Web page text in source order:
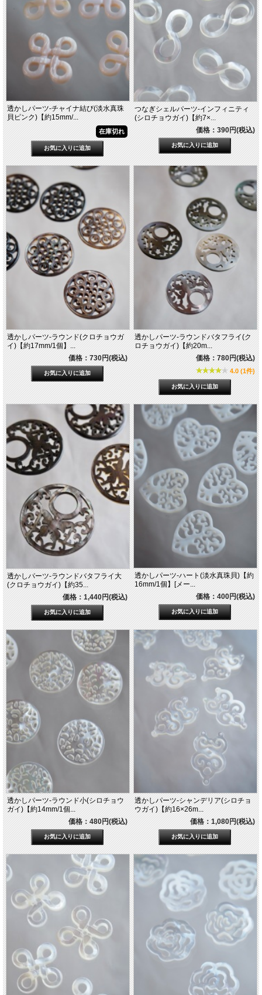
透かしパーツ-チャイナ結び(淡水真珠
貝ピンク)【約15mm/...
在庫切れ
つなぎシェルパーツ-インフィニティ
(シロチョウガイ)【約7×...
価格：390円(税込)
透かしパーツ-ラウンド(クロチョウガ
イ)【約17mm/1個】...
価格：730円(税込)
透かしパーツ-ラウンドバタフライ(ク
ロチョウガイ)【約20m...
価格：780円(税込)
4.0 (1件)
透かしパーツ-ラウンドバタフライ大
(クロチョウガイ)【約35...
価格：1,440円(税込)
透かしパーツ-ハート(淡水真珠貝)【約
16mm/1個】[メー...
価格：400円(税込)
透かしパーツ-ラウンド小(シロチョウ
ガイ)【約14mm/1個...
価格：480円(税込)
透かしパーツ-シャンデリア(シロチョ
ウガイ)【約16×26m...
価格：1,080円(税込)